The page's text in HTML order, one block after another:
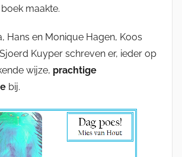
maakte.
Hans en Monique Hagen, Koos
Kuyper schreven er, ieder op
wijze, prachtige
bij.